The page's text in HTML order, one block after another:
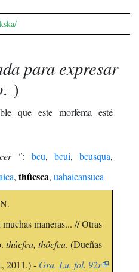
para expresar
. )
que este morfema esté
": bcu, bcui,bcusqua,
, thûcsca, uahaicansuca
maneras... // Otras
thûcſca, thôcſca. (Dueñas
2011.) -Gra. Lu. fol. 92r